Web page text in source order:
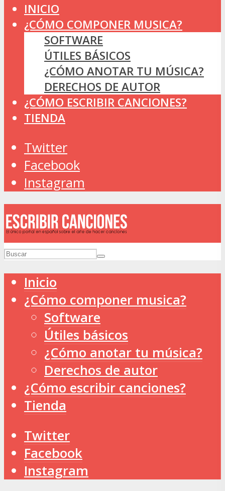
INICIO
¿CÓMO COMPONER MUSICA?
SOFTWARE
ÚTILES BÁSICOS
¿CÓMO ANOTAR TU MÚSICA?
DERECHOS DE AUTOR
¿CÓMO ESCRIBIR CANCIONES?
TIENDA
Twitter
Facebook
Instagram
Inicio
¿Cómo componer musica?
Software
Útiles básicos
¿Cómo anotar tu música?
Derechos de autor
¿Cómo escribir canciones?
Tienda
Twitter
Facebook
Instagram